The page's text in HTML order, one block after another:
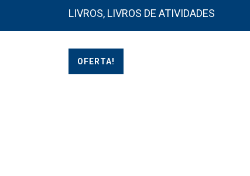
LIVROS, LIVROS DE ATIVIDADES
OFERTA!